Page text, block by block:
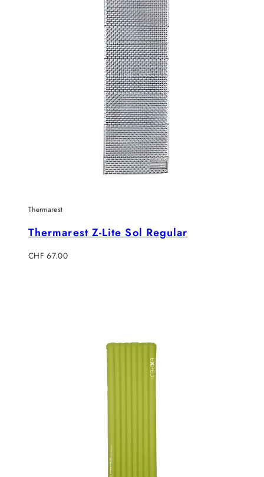
Thermarest
Thermarest Z-Lite Sol Regular
Regulärer
CHF 67.00